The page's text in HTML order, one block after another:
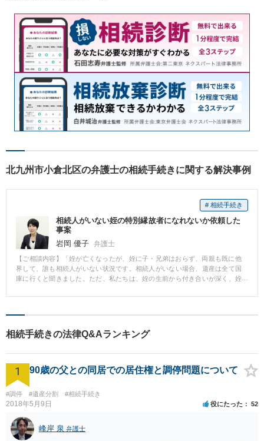
北九州市小倉北区の弁護士の相続手続きに関する解決事例
# 相続手続き
相続人がいない姪の特別縁故者になれないか依頼した
事案
岩岡 優子 弁護士
【ご相談内容】「姪が亡くなったが、姪に子・兄弟はおらず、両親も既に他
界して、誰も相続人がいない状況です。相続人がいない場合、遺産は全て国
庫に行くと聞きました。ただ、私たちは、姪の生前から付き合いが深く、姪
や葬儀等も行ってきたし、今後も供養を続けていく予定です。特別縁故者へ
申立てを行う必要があり、相続財産管理人選任と特別縁故者申立ての２つの
依頼を受けた。 相続財産管理人選任申立事件では、被相続人の財産につい
定期間の経過を待ち、特別縁故者への分与申立てを行った。 この申立の中で
は、これまで依頼者と姪の方の交流の状況や死後の状況等できる限り具体的
な事情を、資料をもとに主張した。 この特別縁故者申立事件の中で、家庭裁
判所調査官の調査が入り、依頼者と調査官との面談があったが、その際は代
理人として同席した。 ただ、その後作成された調査官による調査報告書を確
認したところ、依頼者と姪の方（被相続人）との親族関係について調査官が
誤認している箇所が発見された。 そこで、当職から意見書を提出し、事実の
誤りを指摘し、重ねて分与が相当であることを主張した。 その結果、最終的
相続手続きの法律Q&Aランキング
1 90歳の父との同居での居住権と調停問題について
#調停 #遺産分割 #相続手続き
2018年5月9日 役にたった 52
峰岸 泉 弁護士